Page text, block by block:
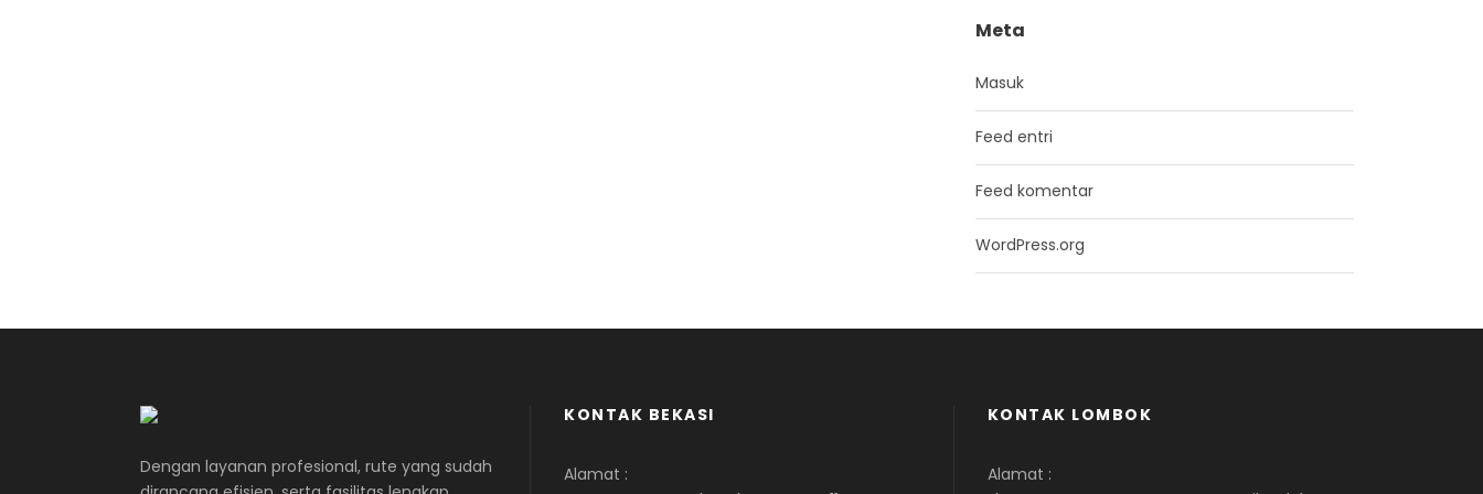
Meta
Masuk
Feed entri
Feed komentar
WordPress.org
Dengan layanan profesional, rute yang sudah
KONTAK BEKASI
Alamat :
KONTAK LOMBOK
Alamat :